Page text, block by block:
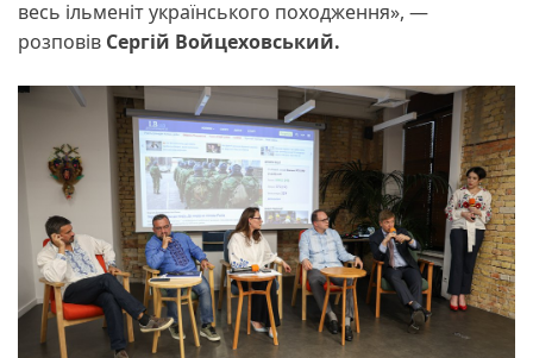
весь ільменіт українського походження», —
розповів Сергій Войцеховський.